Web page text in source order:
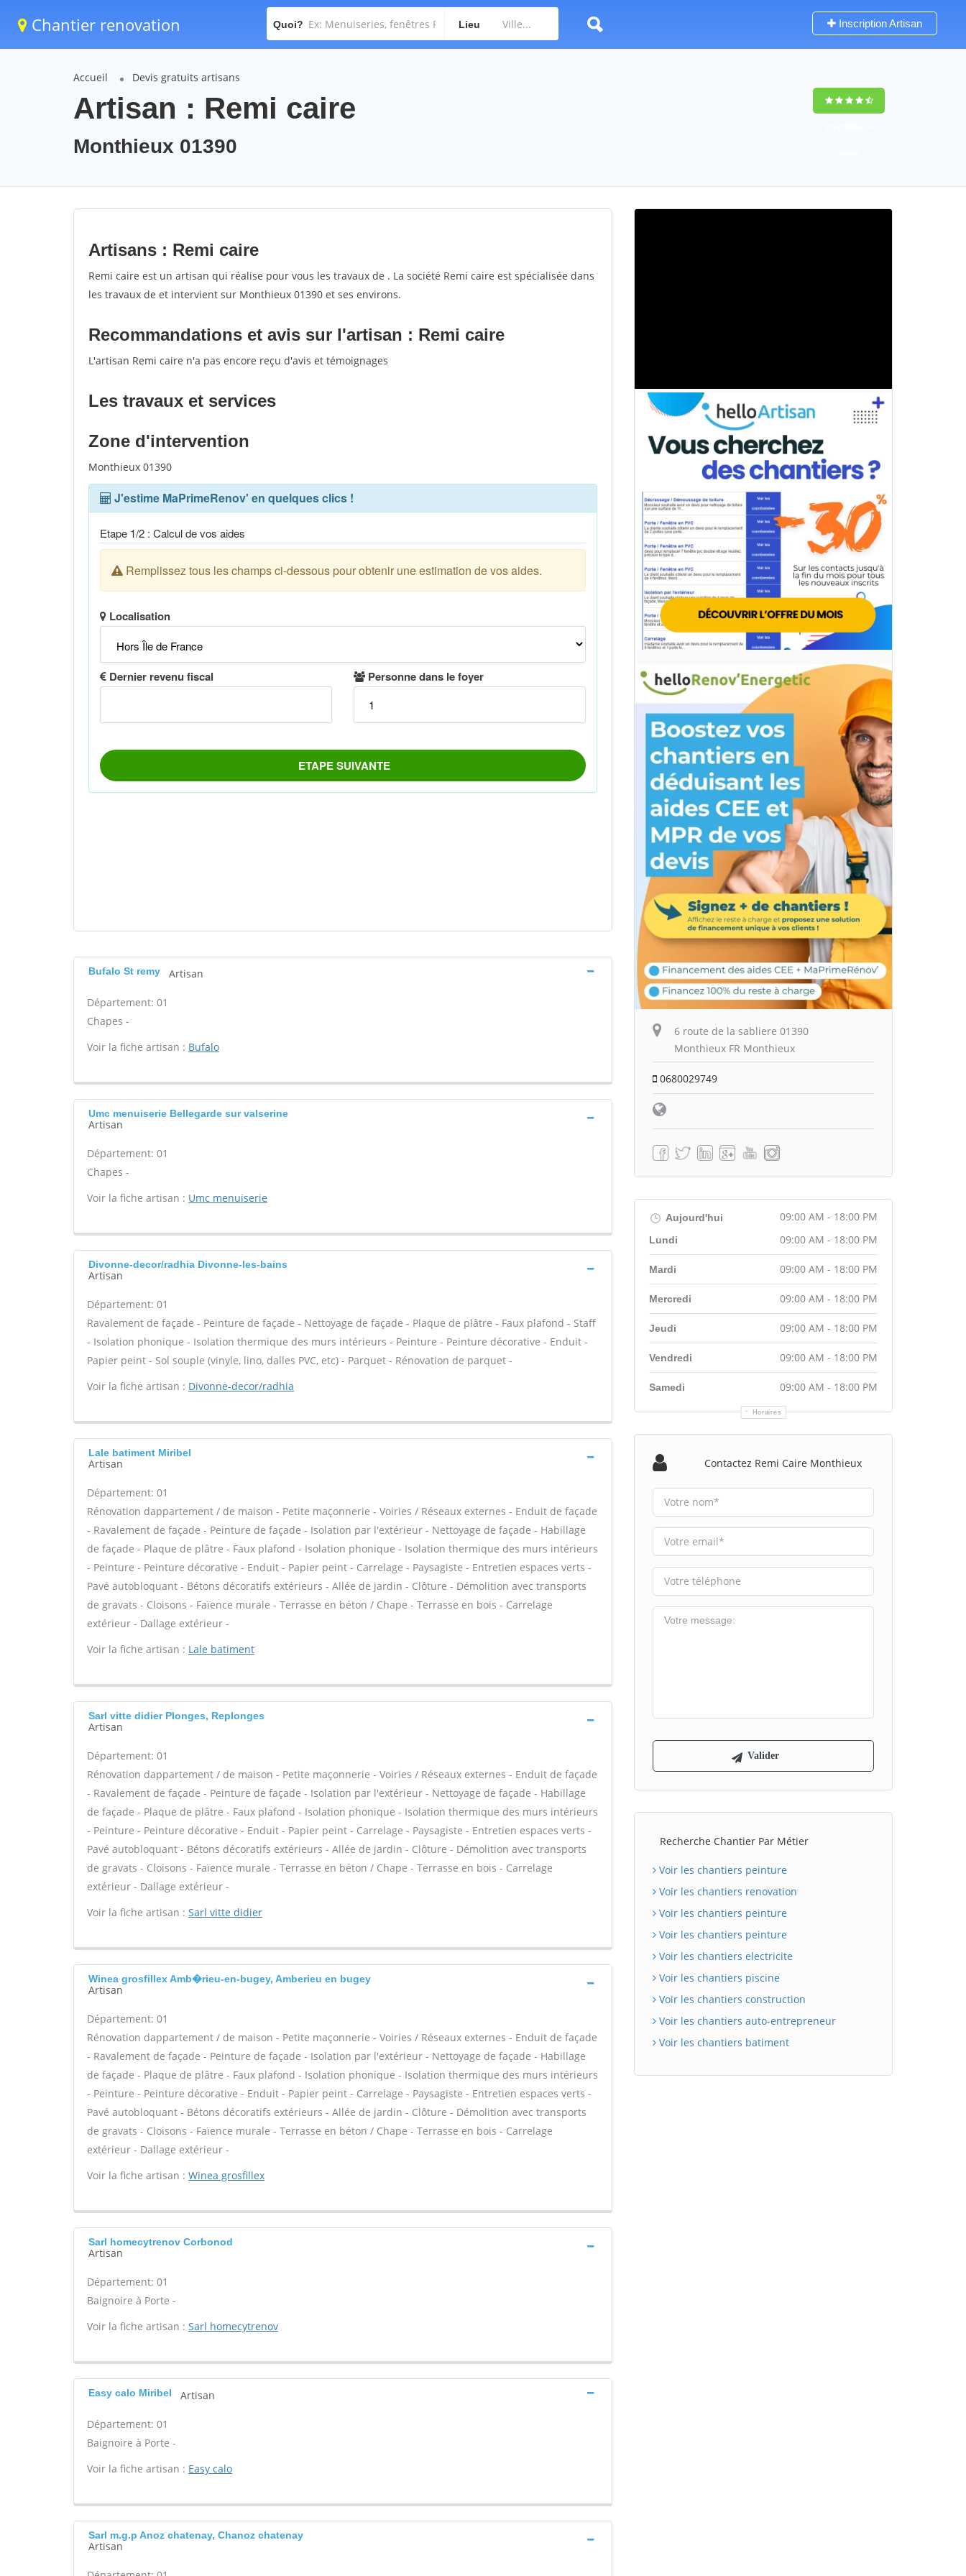
Chantier renovation Quoi? Lieu Inscription Artisan
Accueil Devis gratuits artisans
Artisan : Remi caire
Monthieux 01390
Artisans : Remi caire
Remi caire est un artisan qui réalise pour vous les travaux de . La société Remi caire est spécialisée dans
les travaux de et intervient sur Monthieux 01390 et ses environs.
Recommandations et avis sur l'artisan : Remi caire
L'artisan Remi caire n'a pas encore reçu d'avis et témoignages
Les travaux et services
Zone d'intervention
Monthieux 01390
Bufalo St remy Artisan
Département: 01
Chapes -
Voir la fiche artisan : Bufalo
Umc menuiserie Bellegarde sur valserine
Artisan
Département: 01
Chapes -
Voir la fiche artisan : Umc menuiserie
Divonne-decor/radhia Divonne-les-bains
Artisan
Département: 01
Ravalement de façade - Peinture de façade - Nettoyage de façade - Plaque de plâtre - Faux plafond - Staff
- Isolation phonique - Isolation thermique des murs intérieurs - Peinture - Peinture décorative - Enduit -
Papier peint - Sol souple (vinyle, lino, dalles PVC, etc) - Parquet - Rénovation de parquet -
Voir la fiche artisan : Divonne-decor/radhia
Lale batiment Miribel
Artisan
Département: 01
Rénovation dappartement / de maison - Petite maçonnerie - Voiries / Réseaux externes - Enduit de façade
- Ravalement de façade - Peinture de façade - Isolation par l'extérieur - Nettoyage de façade - Habillage
de façade - Plaque de plâtre - Faux plafond - Isolation phonique - Isolation thermique des murs intérieurs
- Peinture - Peinture décorative - Enduit - Papier peint - Carrelage - Paysagiste - Entretien espaces verts -
Pavé autobloquant - Bétons décoratifs extérieurs - Allée de jardin - Clôture - Démolition avec transports
de gravats - Cloisons - Faïence murale - Terrasse en béton / Chape - Terrasse en bois - Carrelage
extérieur - Dallage extérieur -
Voir la fiche artisan : Lale batiment
Sarl vitte didier Plonges, Replonges
Artisan
Département: 01
Rénovation dappartement / de maison - Petite maçonnerie - Voiries / Réseaux externes - Enduit de façade
- Ravalement de façade - Peinture de façade - Isolation par l'extérieur - Nettoyage de façade - Habillage
de façade - Plaque de plâtre - Faux plafond - Isolation phonique - Isolation thermique des murs intérieurs
- Peinture - Peinture décorative - Enduit - Papier peint - Carrelage - Paysagiste - Entretien espaces verts -
Pavé autobloquant - Bétons décoratifs extérieurs - Allée de jardin - Clôture - Démolition avec transports
de gravats - Cloisons - Faïence murale - Terrasse en béton / Chape - Terrasse en bois - Carrelage
extérieur - Dallage extérieur -
Voir la fiche artisan : Sarl vitte didier
Winea grosfillex Amb�rieu-en-bugey, Amberieu en bugey
Artisan
Département: 01
Rénovation dappartement / de maison - Petite maçonnerie - Voiries / Réseaux externes - Enduit de façade
- Ravalement de façade - Peinture de façade - Isolation par l'extérieur - Nettoyage de façade - Habillage
de façade - Plaque de plâtre - Faux plafond - Isolation phonique - Isolation thermique des murs intérieurs
- Peinture - Peinture décorative - Enduit - Papier peint - Carrelage - Paysagiste - Entretien espaces verts -
Pavé autobloquant - Bétons décoratifs extérieurs - Allée de jardin - Clôture - Démolition avec transports
de gravats - Cloisons - Faïence murale - Terrasse en béton / Chape - Terrasse en bois - Carrelage
extérieur - Dallage extérieur -
Voir la fiche artisan : Winea grosfillex
Sarl homecytrenov Corbonod
Artisan
Département: 01
Baignoire à Porte -
Voir la fiche artisan : Sarl homecytrenov
Easy calo Miribel Artisan
Département: 01
Baignoire à Porte -
Voir la fiche artisan : Easy calo
Sarl m.g.p Anoz chatenay, Chanoz chatenay
Artisan
6 route de la sabliere 01390
Monthieux FR Monthieux
0680029749
Aujourd'hui 09:00 AM - 18:00 PM
Horaires
Lundi 09:00 AM - 18:00 PM
Mardi 09:00 AM - 18:00 PM
Mercredi 09:00 AM - 18:00 PM
Jeudi 09:00 AM - 18:00 PM
Vendredi 09:00 AM - 18:00 PM
Samedi 09:00 AM - 18:00 PM
Contactez Remi Caire Monthieux
Recherche Chantier Par Métier
Voir les chantiers peinture
Voir les chantiers renovation
Voir les chantiers peinture
Voir les chantiers peinture
Voir les chantiers electricite
Voir les chantiers piscine
Voir les chantiers construction
Voir les chantiers auto-entrepreneur
Voir les chantiers batiment